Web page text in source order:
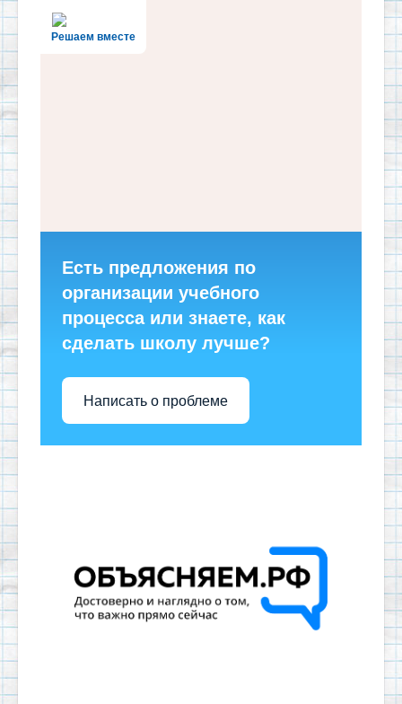
Решаем вместе
Есть предложения по
организации учебного
процесса или знаете, как
сделать школу лучше?
Написать о проблеме